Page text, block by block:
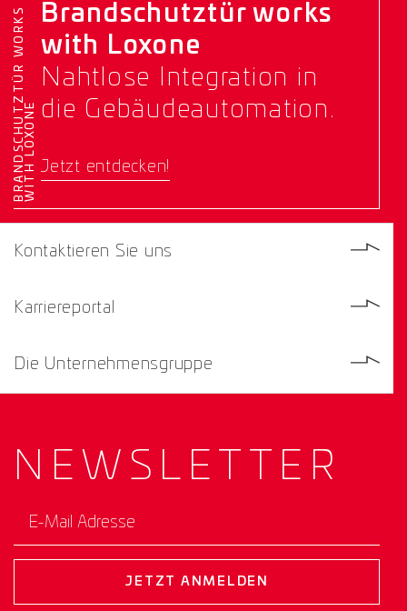
B
R
A
N
D
S
C
H
U
T
Z
T
Ü
R
W
O
R
K
S
W
I
T
H
L
O
X
O
NE
Brandschutztür works
with Loxone
Nahtlose Integration in
die Gebäudeautomation.
Jetzt entdecken!
Kontaktieren Sie uns
Karriereportal
Die Unternehmensgruppe
NEWS­ LETTER
E-Mail Adresse
JETZT ANMELDEN